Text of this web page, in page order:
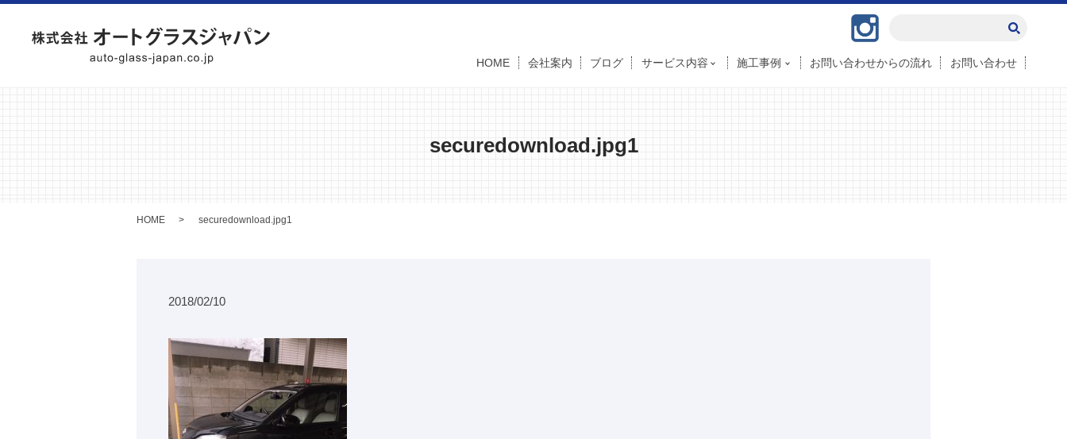
HOME 会社案内 ブログ サービス内容 施工事例 お問い合わせからの流れ お問い合わせ
securedownload.jpg1
HOME securedownload.jpg1
2018/02/10